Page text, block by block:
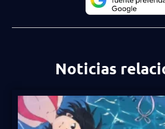
Noticias